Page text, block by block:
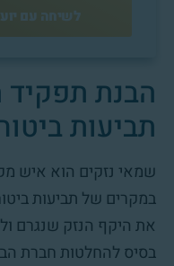
לשיחה עם
הבנת תפקיד
תביעות
שמאי נזקים הוא איש
במקרים של תביעות
את היקף הנזק שנגרם
בסיס להחלטות חברת